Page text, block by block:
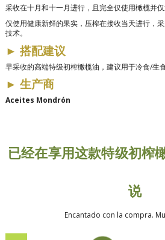
采收在十月和十一月进行，且完全仅使用橄榄并仅
仅使用健康新鲜的果实，压榨在接收当天进行，
技术。
► 搭配建议
早采收的高端特级初榨橄榄油，建议用于冷食/生食
► 生产商
Aceites Mondrón
已经在享用这款特级初榨
说
Encantado con la compra.